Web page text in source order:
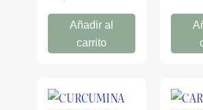
Añadir al
carrito